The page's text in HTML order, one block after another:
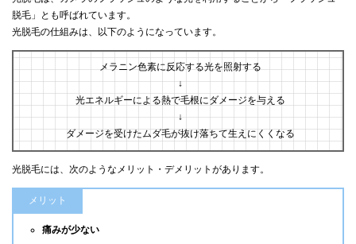
脱毛」とも呼ばれています。
光脱毛の仕組みは、以下のようになっています。
メラニン色素に反応する光を照射する
↓
光エネルギーによる熱で毛根にダメージを与える
↓
ダメージを受けたムダ毛が抜け落ちて生えにくくなる
光脱毛には、次のようなメリット・デメリットがあります。
メリット
痛みが少ない